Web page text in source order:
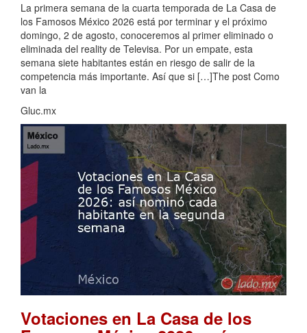
La primera semana de la cuarta temporada de La Casa de
los Famosos México 2026 está por terminar y el próximo
domingo, 2 de agosto, conoceremos al primer eliminado o
eliminada del reality de Televisa. Por un empate, esta
semana siete habitantes están en riesgo de salir de la
competencia más importante. Así que si […]The post Como
van la
Gluc.mx
Votaciones en La Casa de los